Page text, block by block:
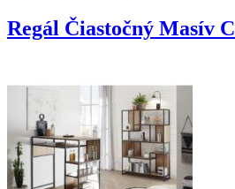
Regál Čiastočný Masív